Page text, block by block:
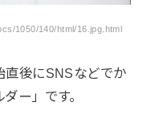
1050/140/html/16.jpg.html
直後にSNSなどでか
ー」です。